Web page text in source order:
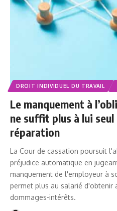
DROIT INDIVIDUEL DU TRAVAIL
Le manquement à
ne suffit plus à lui
réparation
La Cour de cassation poursuit
préjudice automatique en
manquement de l'employeur à
permet plus au salarié d'obtenir
dommages-intérêts.